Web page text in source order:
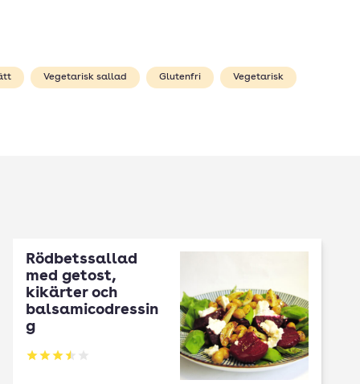
Vegetarisk sallad Glutenfri Vegetarisk
Rödbetssallad
med getost,
kikärter och
balsamicodressin
g
Betyg: 3.5 av 5